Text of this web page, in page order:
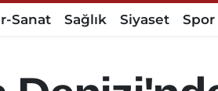
Sanat Sağlık Siyaset Spor